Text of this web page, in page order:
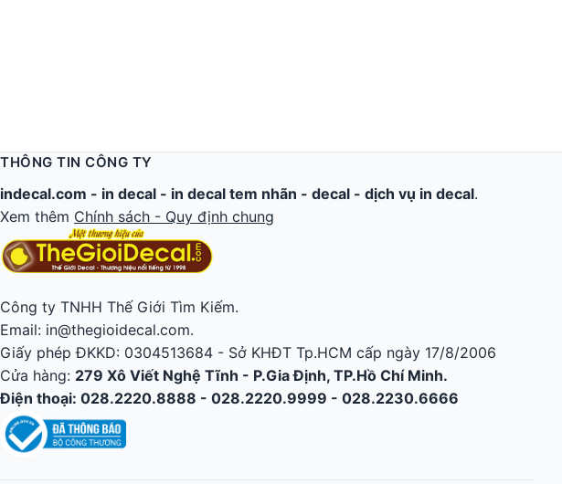
THÔNG TIN CÔNG TY
indecal.com - in decal - in decal tem nhãn - decal - dịch vụ in decal.
Xem thêm Chính sách - Quy định chung
Công ty TNHH Thế Giới Tìm Kiếm.
Email: in@thegioidecal.com.
Giấy phép ĐKKD: 0304513684 - Sở KHĐT Tp.HCM cấp ngày 17/8/2006
Cửa hàng: 279 Xô Viết Nghệ Tĩnh - P.Gia Định, TP.Hồ Chí Minh.
Điện thoại: 028.2220.8888 - 028.2220.9999 - 028.2230.6666